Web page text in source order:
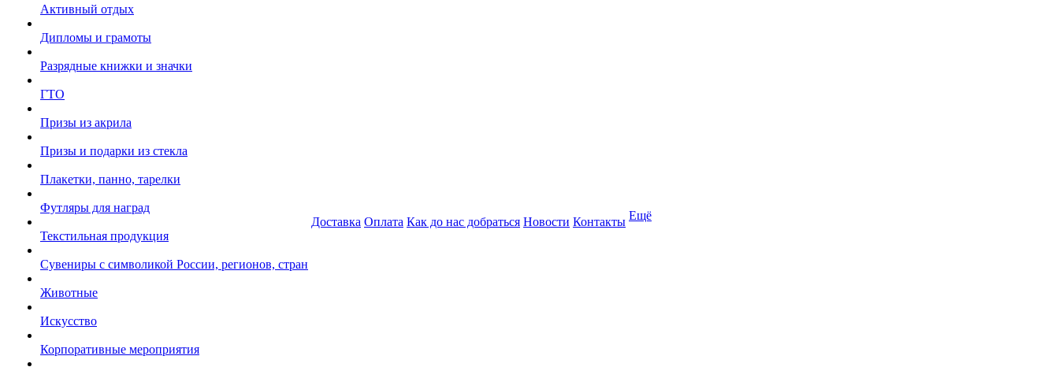
Активный отдых
Дипломы и грамоты
Разрядные книжки и значки
ГТО
Призы из акрила
Призы и подарки из стекла
Плакетки, панно, тарелки
Футляры для наград
Текстильная продукция
Сувениры с символикой России, регионов, стран
Животные
Искусство
Корпоративные мероприятия
Доставка Оплата Как до нас добраться Новости Контакты Ещё